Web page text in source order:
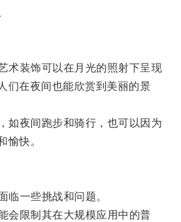
装饰可以在月光的照射下呈现
们在夜间也能欣赏到美丽的景
夜间跑步和骑行，也可以因为
愉快。
一些挑战和问题。
限制其在大规模应用中的普